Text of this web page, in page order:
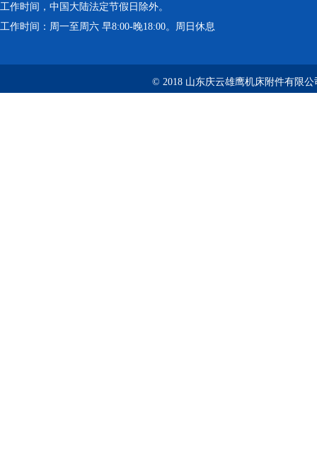
工作时间，中国大陆法定节假日除外。
工作时间：周一至周六 早8:00-晚18:00。周日休息
© 2018 山东庆云雄鹰机床附件有限